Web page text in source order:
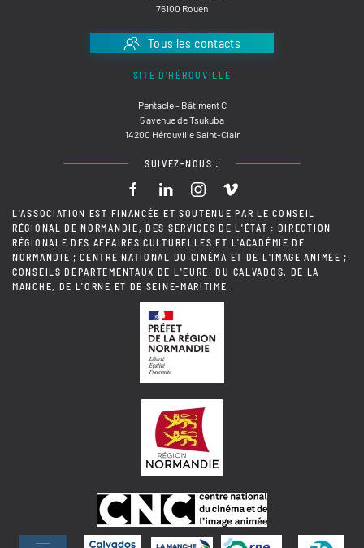
76100 Rouen
Tous les contacts
SITE D'HÉROUVILLE
Pentacle - Bâtiment C
5 avenue de Tsukuba
14200 Hérouville Saint-Clair
SUIVEZ-NOUS :
L'ASSOCIATION EST FINANCÉE ET SOUTENUE PAR LE CONSEIL
RÉGIONAL DE NORMANDIE, DES SERVICES DE L'ÉTAT : DIRECTION
RÉGIONALE DES AFFAIRES CULTURELLES ET L'ACADÉMIE DE
NORMANDIE ; CENTRE NATIONAL DU CINÉMA ET DE L'IMAGE ANIMÉE ;
CONSEILS DÉPARTEMENTAUX DE L'EURE, DU CALVADOS, DE LA
MANCHE, DE L'ORNE ET DE SEINE-MARITIME.